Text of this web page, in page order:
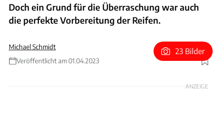
Doch ein Grund für die Überraschung war auch
die perfekte Vorbereitung der Reifen.
Michael Schmidt
Veröffentlicht am 01.04.2023
Foto: Wilhelm
23 Bilder
ANZEIGE